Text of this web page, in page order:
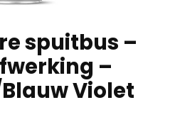
spuitbus –
–
Violet